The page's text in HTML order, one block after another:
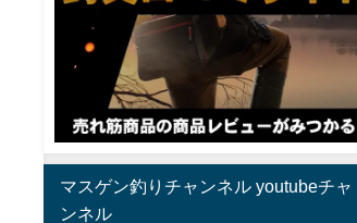
マスゲン釣りチャンネル youtubeチャ
ンネル